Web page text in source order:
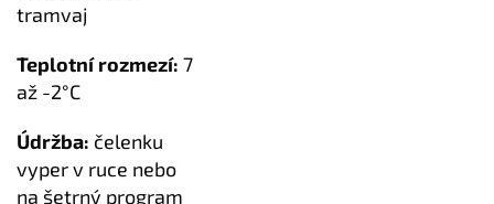
tramvaj
Teplotní rozmezí: 7
až -2°C
Údržba: čelenku
vyper v ruce nebo
na šetrný program